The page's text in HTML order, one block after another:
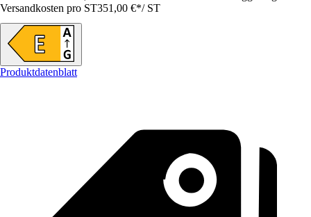
Versandkosten pro ST351,00 €*/ ST
Produktdatenblatt